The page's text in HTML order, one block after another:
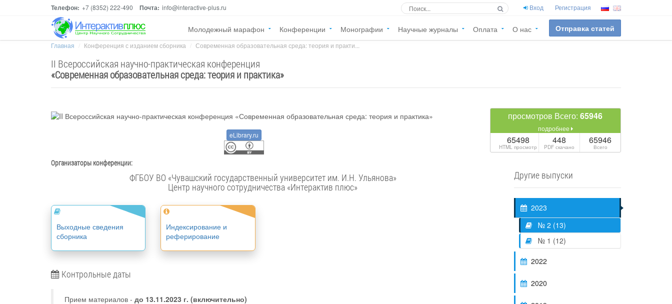
Телефон: +7 (8352) 222-490 Почта: info@interactive-plus.ru Вход Регистрация
Молодежный марафон Конференции Монографии Научные журналы Оплата О нас Отправка статей
Главная Конференция с изданием сборника Современная образовательная среда: теория и практи...
II Всероссийская научно-практическая конференция
«Современная образовательная среда: теория и практика»
eLibrary.ru
Организаторы конференции:
ФГБОУ ВО «Чувашский государственный университет им. И.Н. Ульянова»
Центр научного сотрудничества «Интерактив плюс»
Выходные сведения
сборника
Индексирование и
реферирование
Контрольные даты
Прием материалов - до 13.11.2023 г. (включительно)
просмотров Всего:65946
подробнее
65498
HTML просмотр
448
PDF скачано
65946
Всего
Другие выпуски
2023
№ 2 (13)
№ 1 (12)
2022
2020